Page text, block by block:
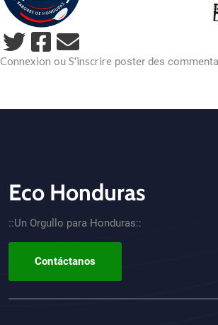
Connexion ou S'inscrire poster des
CTA - Footer
Eco Honduras
::Un Orgullo para Honduras::
Contáctanos